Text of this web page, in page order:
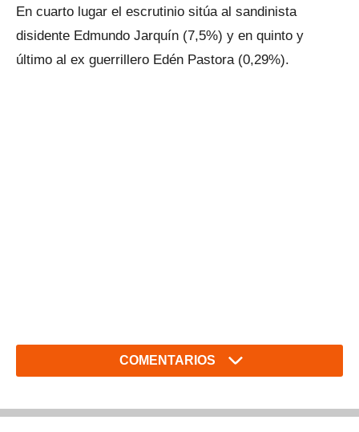
En cuarto lugar el escrutinio sitúa al sandinista
disidente Edmundo Jarquín (7,5%) y en quinto y
último al ex guerrillero Edén Pastora (0,29%).
COMENTARIOS